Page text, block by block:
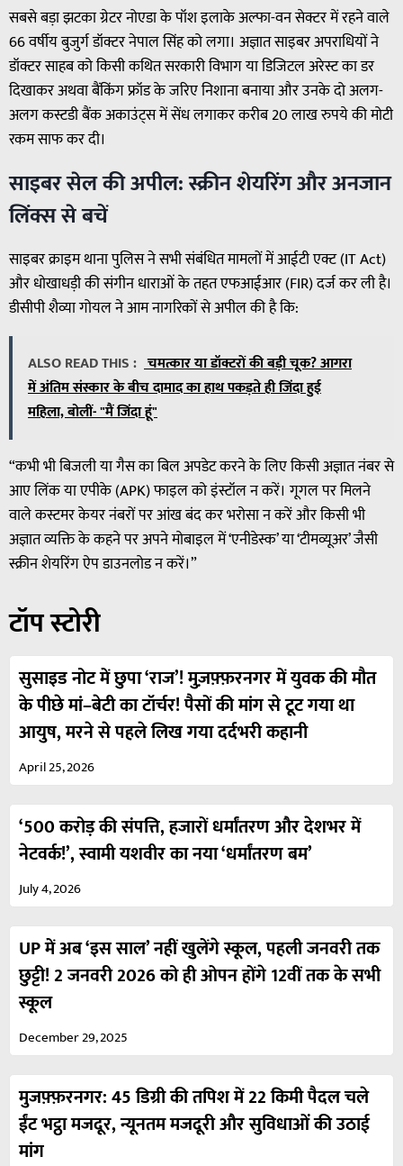
सबसे बड़ा झटका ग्रेटर नोएडा के पॉश इलाके अल्फा-वन सेक्टर में रहने वाले
66 वर्षीय बुजुर्ग डॉक्टर नेपाल सिंह को लगा। अज्ञात साइबर अपराधियों ने
डॉक्टर साहब को किसी कथित सरकारी विभाग या डिजिटल अरेस्ट का डर
दिखाकर अथवा बैंकिंग फ्रॉड के जरिए निशाना बनाया और उनके दो अलग-
अलग कस्टडी बैंक अकाउंट्स में सेंध लगाकर करीब 20 लाख रुपये की मोटी
रकम साफ कर दी।
साइबर सेल की अपील: स्क्रीन शेयरिंग और अनजान
लिंक्स से बचें
साइबर क्राइम थाना पुलिस ने सभी संबंधित मामलों में आईटी एक्ट (IT Act)
और धोखाधड़ी की संगीन धाराओं के तहत एफआईआर (FIR) दर्ज कर ली है।
डीसीपी शैव्या गोयल ने आम नागरिकों से अपील की है कि:
ALSO READ THIS : चमत्कार या डॉक्टरों की बड़ी चूक? आगरा
में अंतिम संस्कार के बीच दामाद का हाथ पकड़ते ही जिंदा हुई
महिला, बोलीं- "मैं जिंदा हूं"
“कभी भी बिजली या गैस का बिल अपडेट करने के लिए किसी अज्ञात नंबर से
आए लिंक या एपीके (APK) फाइल को इंस्टॉल न करें। गूगल पर मिलने
वाले कस्टमर केयर नंबरों पर आंख बंद कर भरोसा न करें और किसी भी
अज्ञात व्यक्ति के कहने पर अपने मोबाइल में ‘एनीडेस्क’ या ‘टीमव्यूअर’ जैसी
स्क्रीन शेयरिंग ऐप डाउनलोड न करें।”
टॉप स्टोरी
सुसाइड नोट में छुपा ‘राज’! मुज़फ़्फ़रनगर में युवक की मौत
के पीछे मां–बेटी का टॉर्चर! पैसों की मांग से टूट गया था
आयुष, मरने से पहले लिख गया दर्दभरी कहानी
April 25, 2026
‘500 करोड़ की संपत्ति, हजारों धर्मांतरण और देशभर में
नेटवर्क!’, स्वामी यशवीर का नया ‘धर्मांतरण बम’
July 4, 2026
UP में अब ‘इस साल’ नहीं खुलेंगे स्कूल, पहली जनवरी तक
छुट्टी! 2 जनवरी 2026 को ही ओपन होंगे 12वीं तक के सभी
स्कूल
December 29, 2025
मुजफ़्फ़रनगर: 45 डिग्री की तपिश में 22 किमी पैदल चले
ईंट भट्ठा मजदूर, न्यूनतम मजदूरी और सुविधाओं की उठाई
मांग